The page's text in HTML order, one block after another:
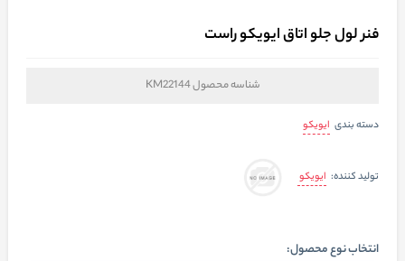
فنر لول جلو اتاق ایویکو راست
شناسه محصولKM22144
دسته بندی ایویکو
تولید کننده: ایویکو
انتخاب نوع محصول: